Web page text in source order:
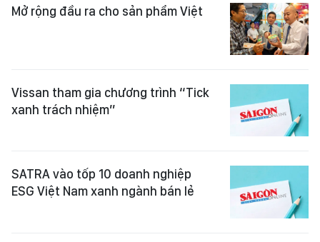
Mở rộng đầu ra cho sản phẩm Việt
Vissan tham gia chương trình “Tick
xanh trách nhiệm”
SATRA vào tốp 10 doanh nghiệp
ESG Việt Nam xanh ngành bán lẻ